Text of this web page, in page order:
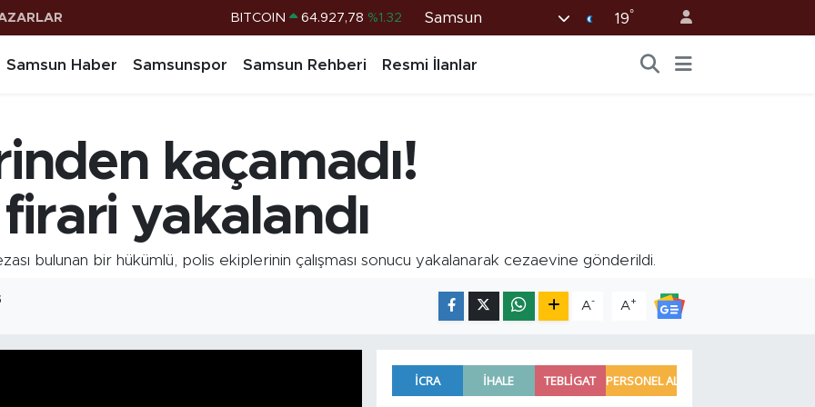
BITCOIN 64.927,78 %1.32
BİST100 13.703 %11
Samsun 19°
Samsun Haber Samsunspor Samsun Rehberi Resmi İlanlar
kaçamadı!
yakalandı
bulunan bir hükümlü, polis ekiplerinin çalışması sonucu yakalanarak cezaevine gönderildi.
A- A+